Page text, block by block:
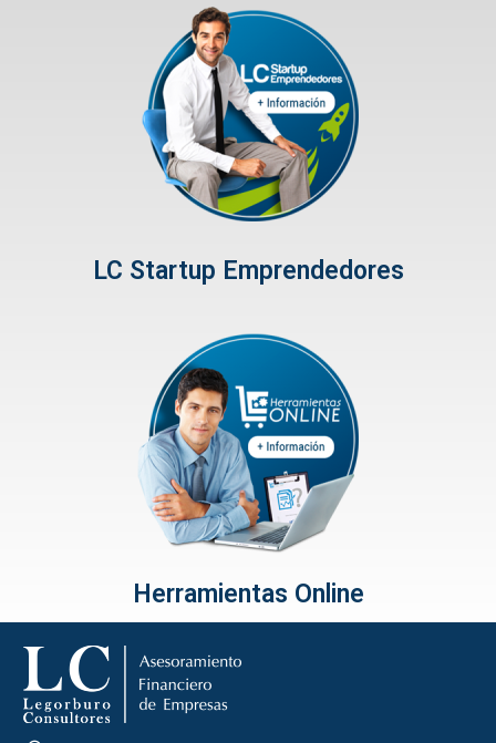
LC Startup Emprendedores
Herramientas Online